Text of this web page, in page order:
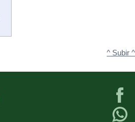
^ Subir ^